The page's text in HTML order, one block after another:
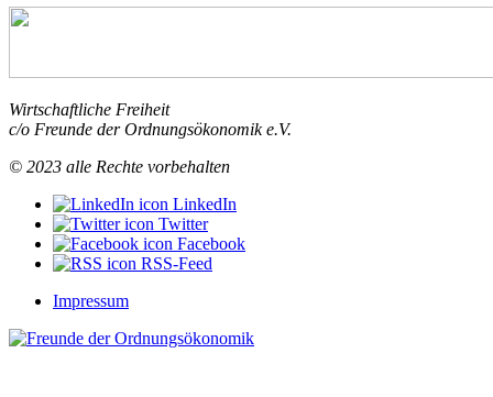
Wirtschaftliche Freiheit
c/o Freunde der Ordnungsökonomik e.V.
© 2023 alle Rechte vorbehalten
LinkedIn
Twitter
Facebook
RSS-Feed
Impressum